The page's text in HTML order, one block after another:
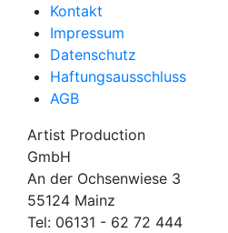
Kontakt
Impressum
Datenschutz
Haftungsausschluss
AGB
Artist Production
GmbH
An der Ochsenwiese 3
55124 Mainz
Tel: 06131 - 62 72 444